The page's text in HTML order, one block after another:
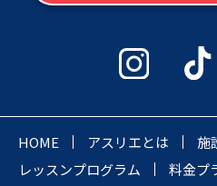
HOME アスリエとは
施
レッスンプログラム
料金プ